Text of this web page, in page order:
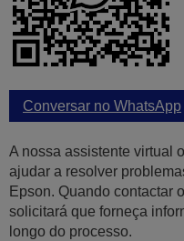
Conversar no WhatsApp
A nossa assistente virtual
ajudar a resolver
Epson. Quando contactar
solicitará que forneça
longo do processo.